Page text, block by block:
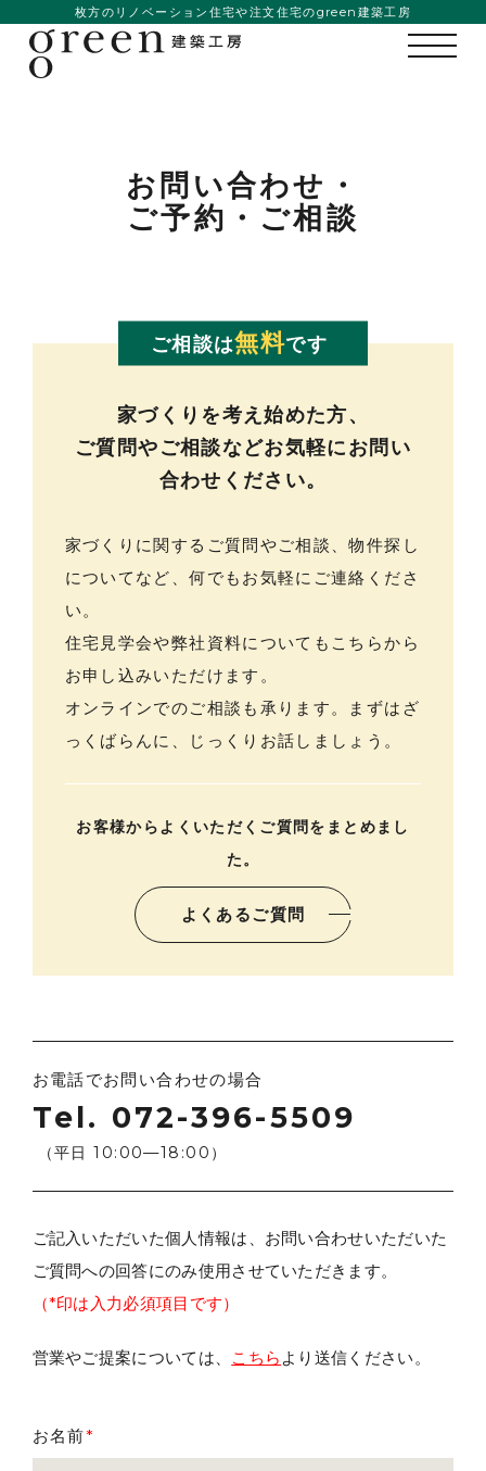
私たちの想い
事例紹介
会社概要
メンバー
お知らせ
ブログ
お問い合わせ
枚方のリノベーション住宅や注文住宅のgreen建築工房
お問い合わせ・
ご予約・ご相談
ご相談は無料です
家づくりを考え始めた方、
ご質問やご相談などお気軽にお問い
合わせください。
家づくりに関するご質問やご相談、物件探し
についてなど、何でもお気軽にご連絡くださ
い。
住宅見学会や弊社資料についてもこちらから
お申し込みいただけます。
オンラインでのご相談も承ります。まずはざ
っくばらんに、じっくりお話しましょう。
お客様からよくいただくご質問をまとめまし
た。
よくあるご質問
お電話でお問い合わせの場合
Tel. 072-396-5509
（平日 10:00­­—18:00）
ご記入いただいた個人情報は、お問い合わせいただいた
ご質問への回答にのみ使用させていただきます。
（*印は入力必須項目です）
営業やご提案については、 こちら より送信ください。
お名前*